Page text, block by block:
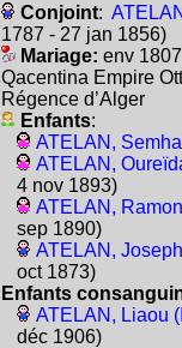
Conjoint:
1787 - 27 jan 1856)
Mariage: env
Qacentina Empire
Régence d’Alger
Enfants:
ATELAN,
ATELAN,
4 nov 1893)
ATELAN,
sep 1890)
ATELAN,
oct 1873)
Enfants
ATELAN, Liaou
déc 1906)